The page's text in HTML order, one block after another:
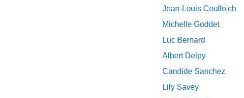
Jean-Louis Coullo'ch
Michelle Goddet
Luc Bernard
Albert Delpy
Candide Sanchez
Lily Savey